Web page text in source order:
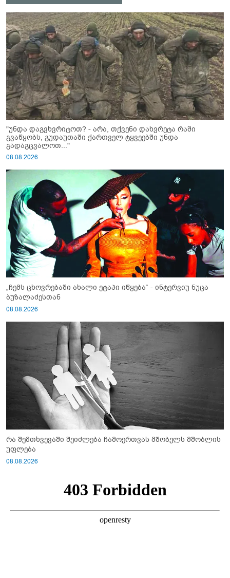
"უნდა დაგვხვრიტოთ? - არა, თქვენი დახვრეტა რაში
გვაწყობს, გუდაუთაში ქართველ ტყვეებში უნდა
გადაგცვალოთ..."
08.08.2026
„ჩემს ცხოვრებაში ახალი ეტაპი იწყება“ - ინტერვიუ ნუცა
ბუზალაძესთან
08.08.2026
რა შემთხვევაში შეიძლება ჩამოერთვას მშობელს მშობლის
უფლება
08.08.2026